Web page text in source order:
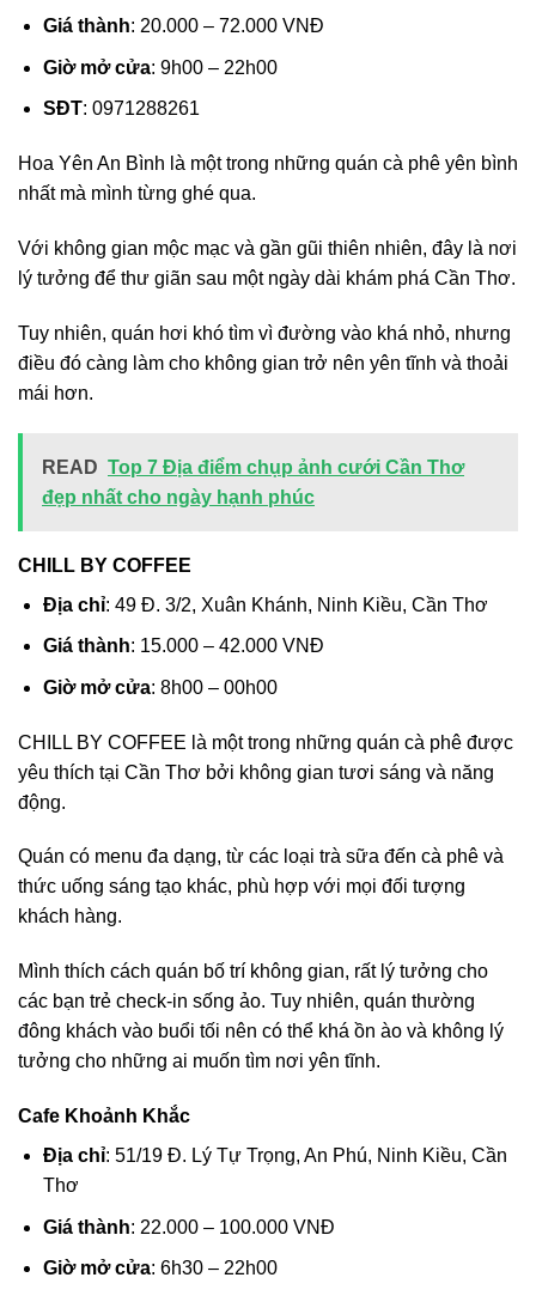
Giá thành: 20.000 – 72.000 VNĐ
Giờ mở cửa: 9h00 – 22h00
SĐT: 0971288261
Hoa Yên An Bình là một trong những quán cà phê yên bình
nhất mà mình từng ghé qua.
Với không gian mộc mạc và gần gũi thiên nhiên, đây là nơi
lý tưởng để thư giãn sau một ngày dài khám phá Cần Thơ.
Tuy nhiên, quán hơi khó tìm vì đường vào khá nhỏ, nhưng
điều đó càng làm cho không gian trở nên yên tĩnh và thoải
mái hơn.
READ Top 7 Địa điểm chụp ảnh cưới Cần Thơ
đẹp nhất cho ngày hạnh phúc
CHILL BY COFFEE
Địa chỉ: 49 Đ. 3/2, Xuân Khánh, Ninh Kiều, Cần Thơ
Giá thành: 15.000 – 42.000 VNĐ
Giờ mở cửa: 8h00 – 00h00
CHILL BY COFFEE là một trong những quán cà phê được
yêu thích tại Cần Thơ bởi không gian tươi sáng và năng
động.
Quán có menu đa dạng, từ các loại trà sữa đến cà phê và
thức uống sáng tạo khác, phù hợp với mọi đối tượng
khách hàng.
Mình thích cách quán bố trí không gian, rất lý tưởng cho
các bạn trẻ check-in sống ảo. Tuy nhiên, quán thường
đông khách vào buổi tối nên có thể khá ồn ào và không lý
tưởng cho những ai muốn tìm nơi yên tĩnh.
Cafe Khoảnh Khắc
Địa chỉ: 51/19 Đ. Lý Tự Trọng, An Phú, Ninh Kiều, Cần
Thơ
Giá thành: 22.000 – 100.000 VNĐ
Giờ mở cửa: 6h30 – 22h00